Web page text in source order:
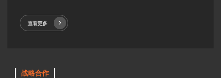
查看更多
战略合作